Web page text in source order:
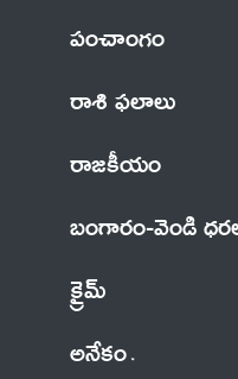
పంచాంగం
రాశి ఫలాలు
రాజకీయం
బంగారం-వెండి
క్రైమ్
అనేకం